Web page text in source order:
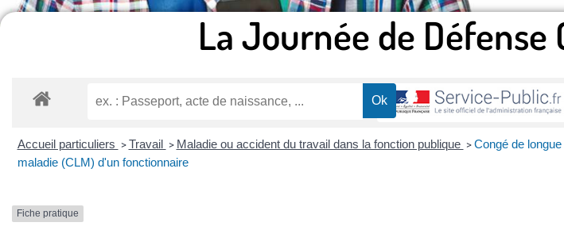
La Journée de Défense
Accueil particuliers > Travail > Maladie ou accident du travail dans la fonction publique > Congé de longue
maladie (CLM) d'un fonctionnaire
Fiche pratique